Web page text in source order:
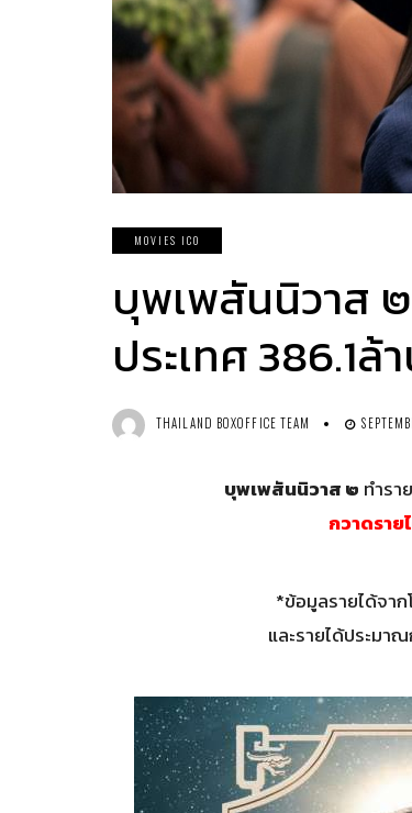
MOVIES ICO
บุพเพสันนิวาส
ประเทศ 386.1ล้
THAILAND BOXOFFICE TEAM
บุพเพสันนิวาส ๒ ทำรา
กวาดราย
*ข้อมูลรายได้จา
และรายได้ประม